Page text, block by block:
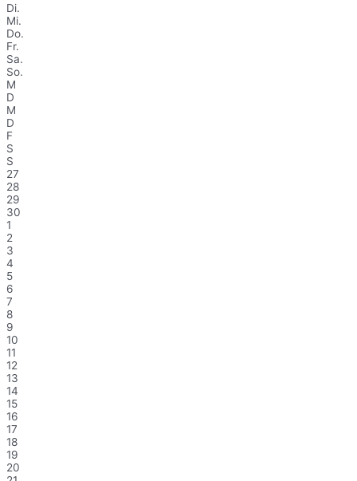
Di.
Mi.
Do.
Fr.
Sa.
So.
M
D
M
D
F
S
S
27
28
29
30
1
2
3
4
5
6
7
8
9
10
11
12
13
14
15
16
17
18
19
20